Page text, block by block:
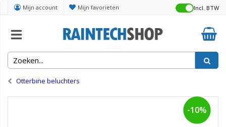
Mijn account Mijn favorieten Incl. BTW
Home
Vijver
Otterbine beluchters
-10%